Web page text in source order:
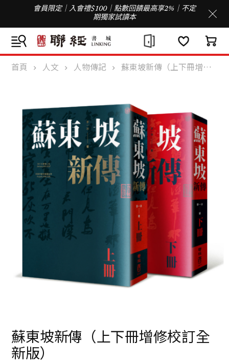
會員限定｜入會禮$100｜點數回饋最高享2%｜不定
期獨家試讀本
首頁 人文 人物傳記 蘇東坡新傳（上下冊增修校訂全新版）
蘇東坡新傳（上下冊增修校訂全
新版）